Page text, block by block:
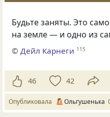
Будьте заняты. Это
на земле — и одно из
©Дейл Карнеги 115
46 42
Опубликовала Ольгушенька